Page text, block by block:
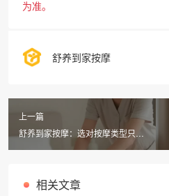
为准。
舒养到家按摩
上一篇
舒养到家按摩：选对按摩类型只需
4步，同城上门推拿超简单
相关文章